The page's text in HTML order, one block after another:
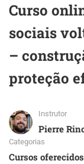
Curso
sociais
–
proteção
Instrutor
Pierre
Categorias
Cursos